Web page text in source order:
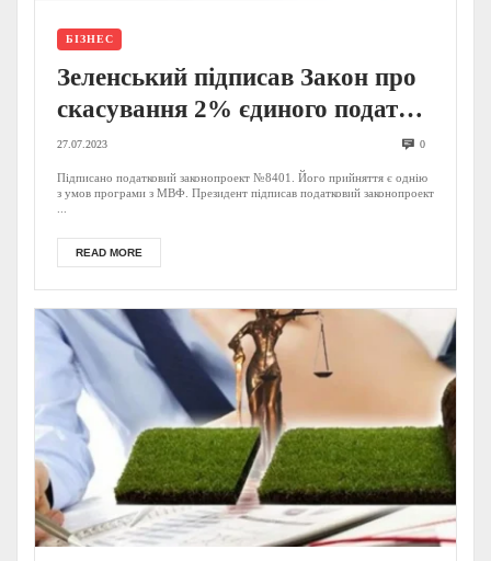
БІЗНЕС
Зеленський підписав Закон про
скасування 2% єдиного податку:
що варто знати платникам
27.07.2023 0
Підписано податковий законопроект №8401. Його прийняття є однію
з умов програми з МВФ. Президент підписав податковий законопроект
READ MORE